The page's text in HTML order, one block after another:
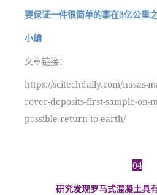
要保证一件很简单的事在3亿公里
小编
文章链接：
https://scitechdaily.com/nasas-
rover-deposits-first-sample-on-
possible-return-to-earth/
04
研究发现罗马式混凝土具